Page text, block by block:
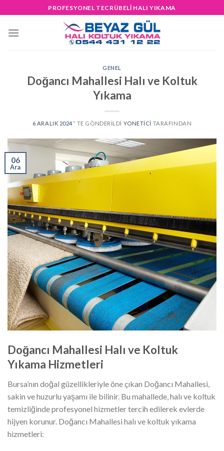
to
content
PROFESYONEL TECRÜBELİ HALI YIKAMA
GENEL
Doğancı Mahallesi Halı ve Koltuk
Yıkama
6 ARALIK 2024’' TE GÖNDERILDI YONETICI TARAFINDAN
06
Ara
Doğancı Mahallesi Halı ve Koltuk
Yıkama Hizmetleri
Bursa’nın doğal güzellikleriyle öne çıkan Doğancı Mahallesi,
sakin ve huzurlu yaşamı ile bilinir. Bu mahallede, halı ve koltuk
temizliğinde profesyonel hizmetler tercih edilerek evlerde
hijyen korunur. Doğancı Mahallesi halı ve koltuk yıkama
hizmetleri: